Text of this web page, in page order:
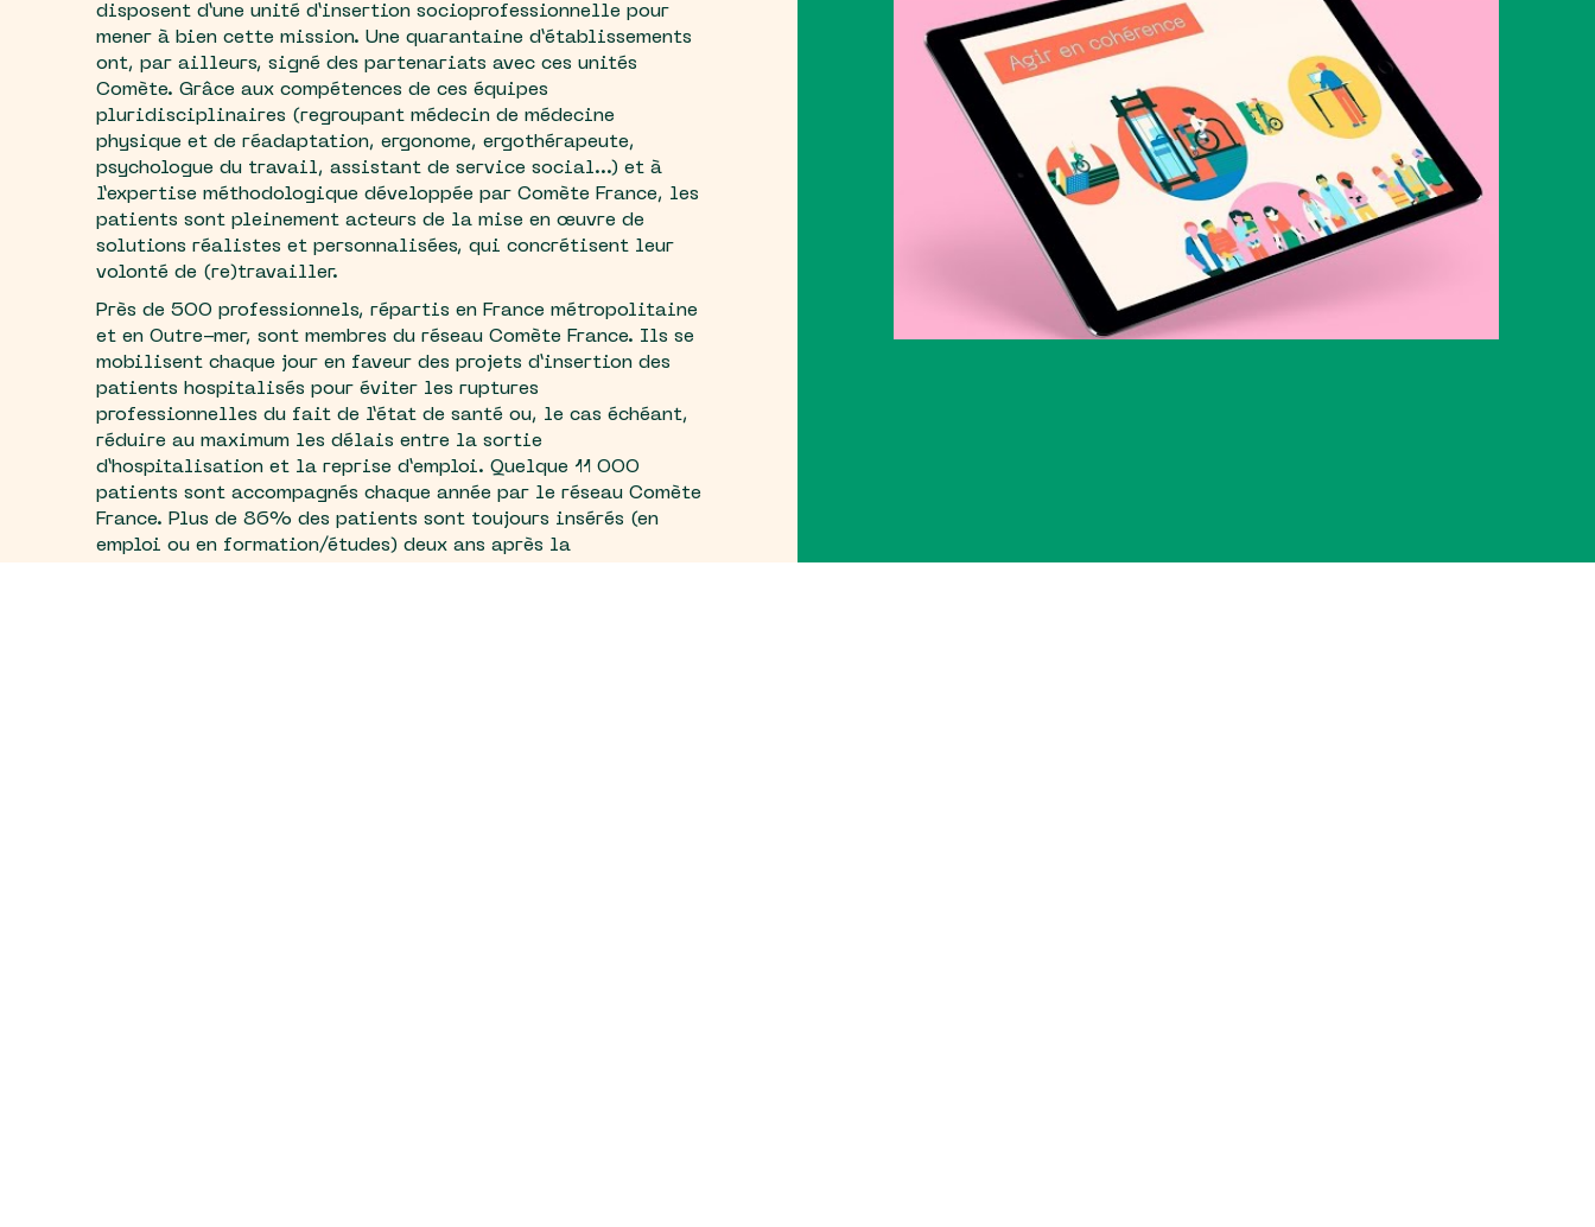
disposent d’une unité d’insertion socioprofessionnelle pour
mener à bien cette mission. Une quarantaine d’établissements
ont, par ailleurs, signé des partenariats avec ces unités
Comète. Grâce aux compétences de ces équipes
pluridisciplinaires (regroupant médecin de médecine
physique et de réadaptation, ergonome, ergothérapeute,
psychologue du travail, assistant de service social…) et à
l’expertise méthodologique développée par Comète France, les
patients sont pleinement acteurs de la mise en œuvre de
solutions réalistes et personnalisées, qui concrétisent leur
volonté de (re)travailler.
Près de 5OO professionnels, répartis en France métropolitaine
et en Outre-mer, sont membres du réseau Comète France. Ils se
mobilisent chaque jour en faveur des projets d’insertion des
patients hospitalisés pour éviter les ruptures
professionnelles du fait de l’état de santé ou, le cas échéant,
réduire au maximum les délais entre la sortie
d’hospitalisation et la reprise d’emploi. Quelque 11 OOO
patients sont accompagnés chaque année par le réseau Comète
France. Plus de 86% des patients sont toujours insérés (en
emploi ou en formation/études) deux ans après la